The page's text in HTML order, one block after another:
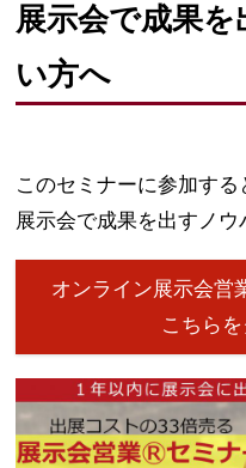
展示会で成果
い方へ
このセミナーに参加する
展示会で成果を出すノウ
オンライン展示会営
こちら